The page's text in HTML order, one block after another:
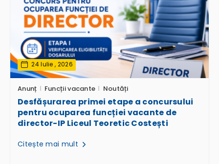
24 Iulie , 2026
Anunț Funcții vacante Noutăți
Desfășurarea primei etape a concursului
pentru ocuparea funcției vacante de
director-IP Liceul Teoretic Costești
Citește mai mult